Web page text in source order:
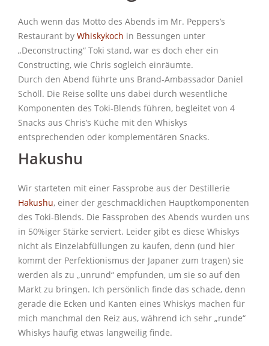
Auch wenn das Motto des Abends im Mr. Peppers’s
Restaurant by Whiskykoch in Bessungen unter
„Deconstructing“ Toki stand, war es doch eher ein
Constructing, wie Chris sogleich einräumte.
Durch den Abend führte uns Brand-Ambassador Daniel
Schöll. Die Reise sollte uns dabei durch wesentliche
Komponenten des Toki-Blends führen, begleitet von 4
Snacks aus Chris’s Küche mit den Whiskys
entsprechenden oder komplementären Snacks.
Hakushu
Wir starteten mit einer Fassprobe aus der Destillerie
Hakushu, einer der geschmacklichen Hauptkomponenten
des Toki-Blends. Die Fassproben des Abends wurden uns
in 50%iger Stärke serviert. Leider gibt es diese Whiskys
nicht als Einzelabfüllungen zu kaufen, denn (und hier
kommt der Perfektionismus der Japaner zum tragen) sie
werden als zu „unrund“ empfunden, um sie so auf den
Markt zu bringen. Ich persönlich finde das schade, denn
gerade die Ecken und Kanten eines Whiskys machen für
mich manchmal den Reiz aus, während ich sehr „runde“
Whiskys häufig etwas langweilig finde.